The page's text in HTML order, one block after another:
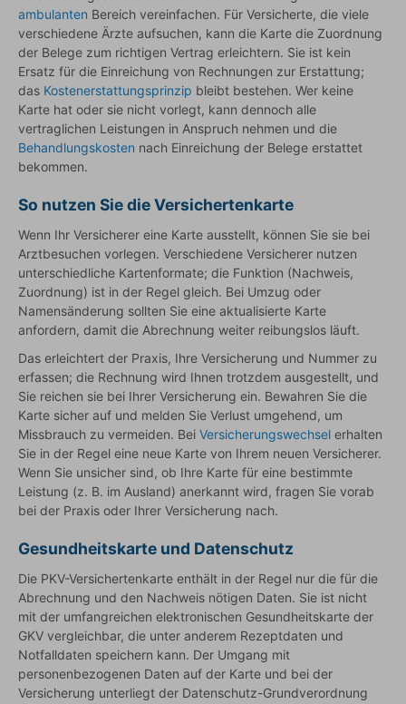
ambulanten Bereich vereinfachen. Für Versicherte, die viele
verschiedene Ärzte aufsuchen, kann die Karte die Zuordnung
der Belege zum richtigen Vertrag erleichtern. Sie ist kein
Ersatz für die Einreichung von Rechnungen zur Erstattung;
das Kostenerstattungsprinzip bleibt bestehen. Wer keine
Karte hat oder sie nicht vorlegt, kann dennoch alle
vertraglichen Leistungen in Anspruch nehmen und die
Behandlungskosten nach Einreichung der Belege erstattet
bekommen.
So nutzen Sie die Versichertenkarte
Wenn Ihr Versicherer eine Karte ausstellt, können Sie sie bei
Arztbesuchen vorlegen. Verschiedene Versicherer nutzen
unterschiedliche Kartenformate; die Funktion (Nachweis,
Zuordnung) ist in der Regel gleich. Bei Umzug oder
Namensänderung sollten Sie eine aktualisierte Karte
anfordern, damit die Abrechnung weiter reibungslos läuft.
Das erleichtert der Praxis, Ihre Versicherung und Nummer zu
erfassen; die Rechnung wird Ihnen trotzdem ausgestellt, und
Sie reichen sie bei Ihrer Versicherung ein. Bewahren Sie die
Karte sicher auf und melden Sie Verlust umgehend, um
Missbrauch zu vermeiden. Bei Versicherungswechsel erhalten
Sie in der Regel eine neue Karte von Ihrem neuen Versicherer.
Wenn Sie unsicher sind, ob Ihre Karte für eine bestimmte
Leistung (z. B. im Ausland) anerkannt wird, fragen Sie vorab
bei der Praxis oder Ihrer Versicherung nach.
Gesundheitskarte und Datenschutz
Die PKV-Versichertenkarte enthält in der Regel nur die für die
Abrechnung und den Nachweis nötigen Daten. Sie ist nicht
mit der umfangreichen elektronischen Gesundheitskarte der
GKV vergleichbar, die unter anderem Rezeptdaten und
Notfalldaten speichern kann. Der Umgang mit
personenbezogenen Daten auf der Karte und bei der
Versicherung unterliegt der Datenschutz-Grundverordnung